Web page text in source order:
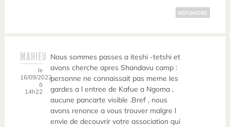
RÉPONDRE
MAHIEU
le
16/09/2022
à
14h22
Nous sommes passes a iteshi -tetshi et
avons cherche apres Shandavu camp :
personne ne connaissait pas meme les
gardes a l entree de Kafue a Ngoma ,
aucune pancarte visible .Bref , nous
avons renonce a vous trouver malgre l
envie de decouvrir votre association qui